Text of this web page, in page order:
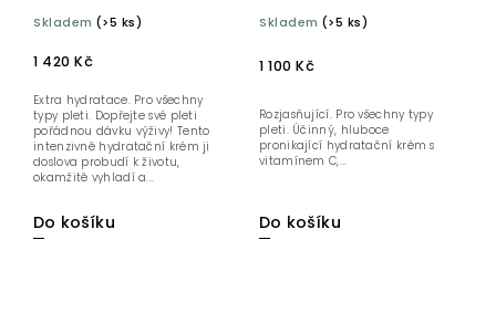
Skladem (>5 ks)
1 420 Kč
Do košíku
Extra hydratace. Pro všechny
typy pleti. Dopřejte své pleti
pořádnou dávku výživy! Tento
intenzivně hydratační krém ji
doslova probudí k životu,
okamžitě vyhladí a...
Skladem (>5 ks)
1 100 Kč
Do košíku
Rozjasňující. Pro všechny typy
pleti. Účinný, hluboce
pronikající hydratační krém s
vitamínem C,...